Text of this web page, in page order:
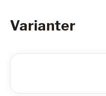
Varianter